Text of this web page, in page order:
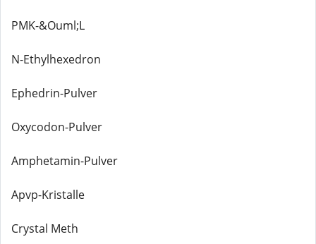
PMK-&Ouml;L
N-Ethylhexedron
Ephedrin-Pulver
Oxycodon-Pulver
Amphetamin-Pulver
Apvp-Kristalle
Crystal Meth